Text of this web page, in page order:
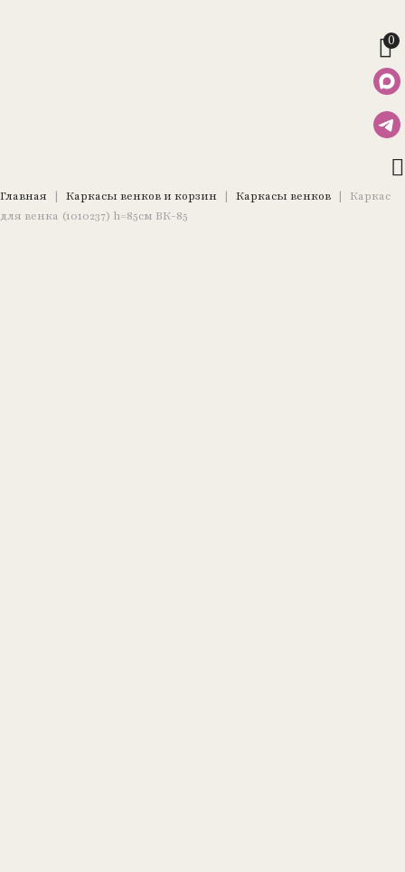
0
Главная | Каркасы венков и корзин | Каркасы венков |
Каркас
для венка (1010237) h=85см ВК-85